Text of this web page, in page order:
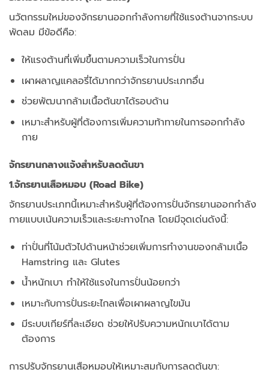
นวัตกรรมใหม่ของจักรยานออกกำลังกายที่ใช้แรงต้านจากระบบ
พัดลม มีข้อดีคือ:
ให้แรงต้านที่เพิ่มขึ้นตามความเร็วในการปั่น
เผาผลาญแคลอรี่ได้มากกว่าจักรยานประเภทอื่น
ช่วยพัฒนากล้ามเนื้อต้นขาได้รอบด้าน
เหมาะสำหรับผู้ที่ต้องการเพิ่มความท้าทายในการออกกำลัง
กาย
จักรยานกลางแจ้งสำหรับลดต้นขา
1.จักรยานเสือหมอบ (Road Bike)
จักรยานประเภทนี้เหมาะสำหรับผู้ที่ต้องการปั่นจักรยานออกกำลัง
กายแบบเน้นความเร็วและระยะทางไกล โดยมีจุดเด่นดังนี้:
ท่าปั่นที่โน้มตัวไปด้านหน้าช่วยเพิ่มการทำงานของกล้ามเนื้อ
Hamstring และ Glutes
น้ำหนักเบา ทำให้ใช้แรงในการปั่นน้อยกว่า
เหมาะกับการปั่นระยะไกลเพื่อเผาผลาญไขมัน
มีระบบเกียร์ที่ละเอียด ช่วยให้ปรับความหนักเบาได้ตาม
ต้องการ
การปรับจักรยานเสือหมอบให้เหมาะสมกับการลดต้นขา: